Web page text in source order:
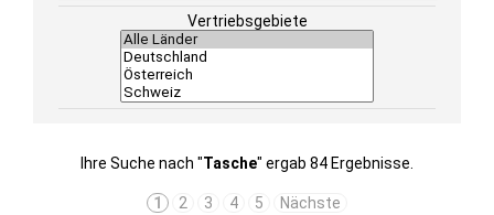
Vertriebsgebiete
Ihre Suche nach "Tasche" ergab 84 Ergebnisse.
1 2 3 4 5 Nächste